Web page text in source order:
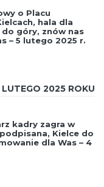
o Placu
hala dla
góry, znów nas
– 5 lutego 2025 r.
2025 ROKU
kadry zagra w
Kielce do
dla Was – 4